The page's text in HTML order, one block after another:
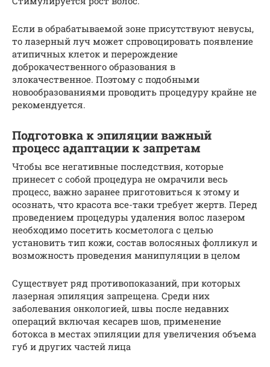
Если в обрабатываемой зоне присутствуют невусы,
то лазерный луч может спровоцировать появление
атипичных клеток и перерождение
доброкачественного образования в
злокачественное. Поэтому с подобными
новообразованиями проводить процедуру крайне не
рекомендуется.
Подготовка к эпиляции важный
процесс адаптации к запретам
Чтобы все негативные последствия, которые
принесет с собой процедура не омрачили весь
процесс, важно заранее приготовиться к этому и
осознать, что красота все-таки требует жертв. Перед
проведением процедуры удаления волос лазером
необходимо посетить косметолога с целью
установить тип кожи, состав волосяных фолликул и
возможность проведения манипуляции в целом
Существует ряд противопоказаний, при которых
лазерная эпиляция запрещена. Среди них
заболевания онкологией, швы после недавних
операций включая кесарев шов, применение
ботокса в местах эпиляции для увеличения объема
губ и других частей лица